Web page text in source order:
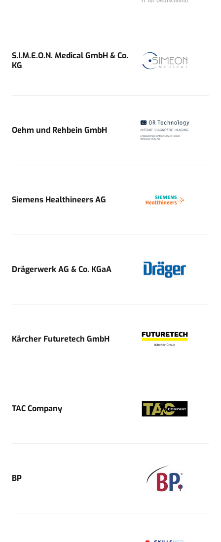
S.I.M.E.O.N. Medical GmbH & Co.
KG
Oehm und Rehbein GmbH
Siemens Healthineers AG
Drägerwerk AG & Co. KGaA
Kärcher Futuretech GmbH
TAC Company
BP